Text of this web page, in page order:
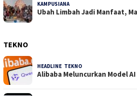
KAMPUSIANA
Ubah Limbah Jadi Manfaat,
TEKNO
HEADLINE TEKNO
Alibaba Meluncurkan Model